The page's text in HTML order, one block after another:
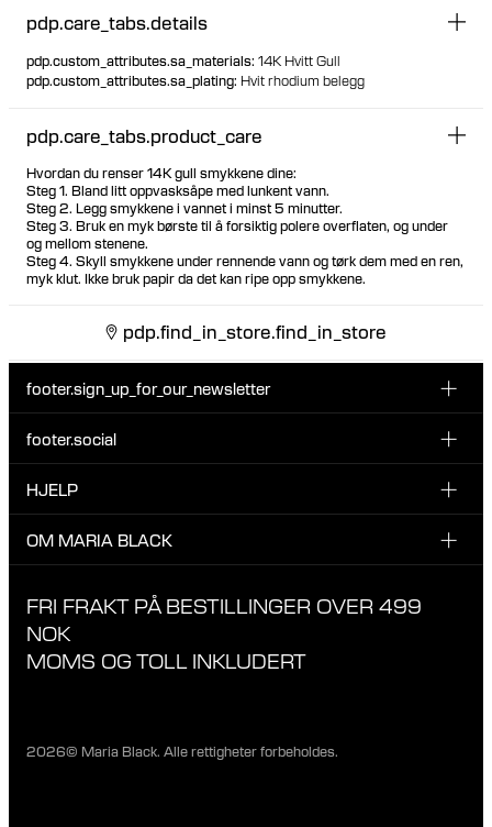
pdp.care_tabs.details
pdp.custom_attributes.sa_materials: 14K Hvitt Gull
pdp.custom_attributes.sa_plating: Hvit rhodium belegg
pdp.care_tabs.product_care
Hvordan du renser 14K gull smykkene dine:
Steg 1. Bland litt oppvasksåpe med lunkent vann.
Steg 2. Legg smykkene i vannet i minst 5 minutter.
Steg 3. Bruk en myk børste til å forsiktig polere overflaten, og under
og mellom stenene.
Steg 4. Skyll smykkene under rennende vann og tørk dem med en ren,
myk klut. Ikke bruk papir da det kan ripe opp smykkene.
pdp.find_in_store.find_in_store
footer.sign_up_for_our_newsletter
Registrer deg for vårt nyhetsbrev og bli den første som blir
nyheter fra Maria Black.
footer.social
INSTAGRAM
TIKTOK
HJELP
KUNDESERVICE & KONTAKT
LEVERING
RETNINGSLINJER FOR PERSONVERN
OM MARIA BLACK
ANSVAR & MATERIALER
BUTIKKER
FRI FRAKT PÅ BESTILLINGER OVER 499
NOK
MOMS OG TOLL INKLUDERT
2026© Maria Black. Alle rettigheter forbeholdes.